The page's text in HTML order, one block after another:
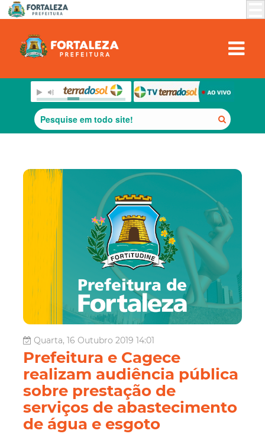
Quarta, 16 Outubro 2019 14:01
Prefeitura e Cagece
realizam audiência pública
sobre prestação de
serviços de abastecimento
de água e esgoto